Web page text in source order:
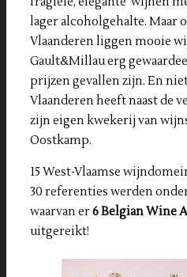
lager alcoholgehalte. Maar
Vlaanderen liggen mooie
Gault&Millau erg
prijzen gevallen zijn. En
Vlaanderen heeft naast de
zijn eigen kwekerij van
Oostkamp.
15 West-Vlaamse
30 referenties werden
waarvan er6 Belgian Wine
uitgereikt!